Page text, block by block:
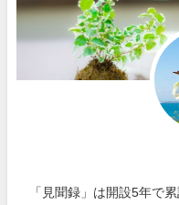
「見聞録」は開設5年で